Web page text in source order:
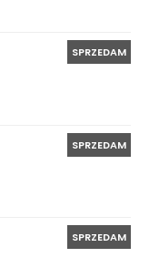
SPRZEDAM
SPRZEDAM
SPRZEDAM